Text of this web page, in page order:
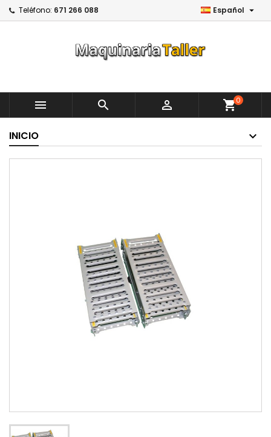
Teléfono: 671 266 088 Español 
   shopping_cart0
INICIO